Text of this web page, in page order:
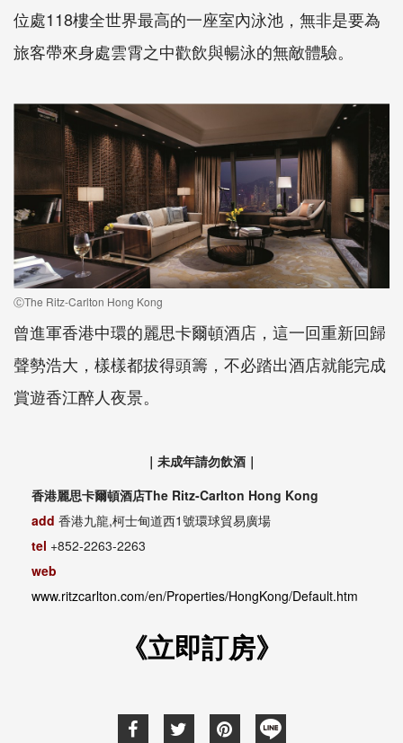
位處118樓全世界最高的一座室內泳池，無非是要為
旅客帶來身處雲霄之中歡飲與暢泳的無敵體驗。
ⒸThe Ritz-Carlton Hong Kong
曾進軍香港中環的麗思卡爾頓酒店，這一回重新回歸
聲勢浩大，樣樣都拔得頭籌，不必踏出酒店就能完成
賞遊香江醉人夜景。
｜未成年請勿飲酒｜
香港麗思卡爾頓酒店The Ritz-Carlton Hong Kong
add 香港九龍,柯士甸道西1號環球貿易廣場
tel +852-2263-2263
web
www.ritzcarlton.com/en/Properties/HongKong/Default.htm
《立即訂房》